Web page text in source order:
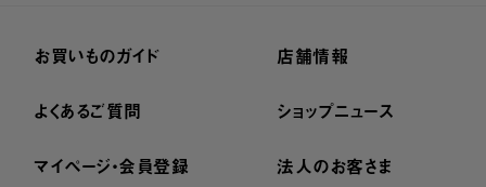
お買いものガイド
よくあるご質問
マイページ・会員登録
店舗情報
ショップニュース
法人のお客さま